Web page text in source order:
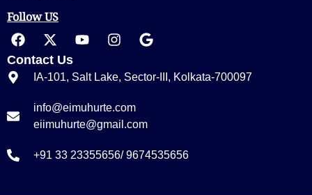
Follow US
Contact Us
IA-101, Salt Lake, Sector-III, Kolkata-700097
info@eimuhurte.com
eiimuhurte@gmail.com
+91 33 23355656/ 9674535656